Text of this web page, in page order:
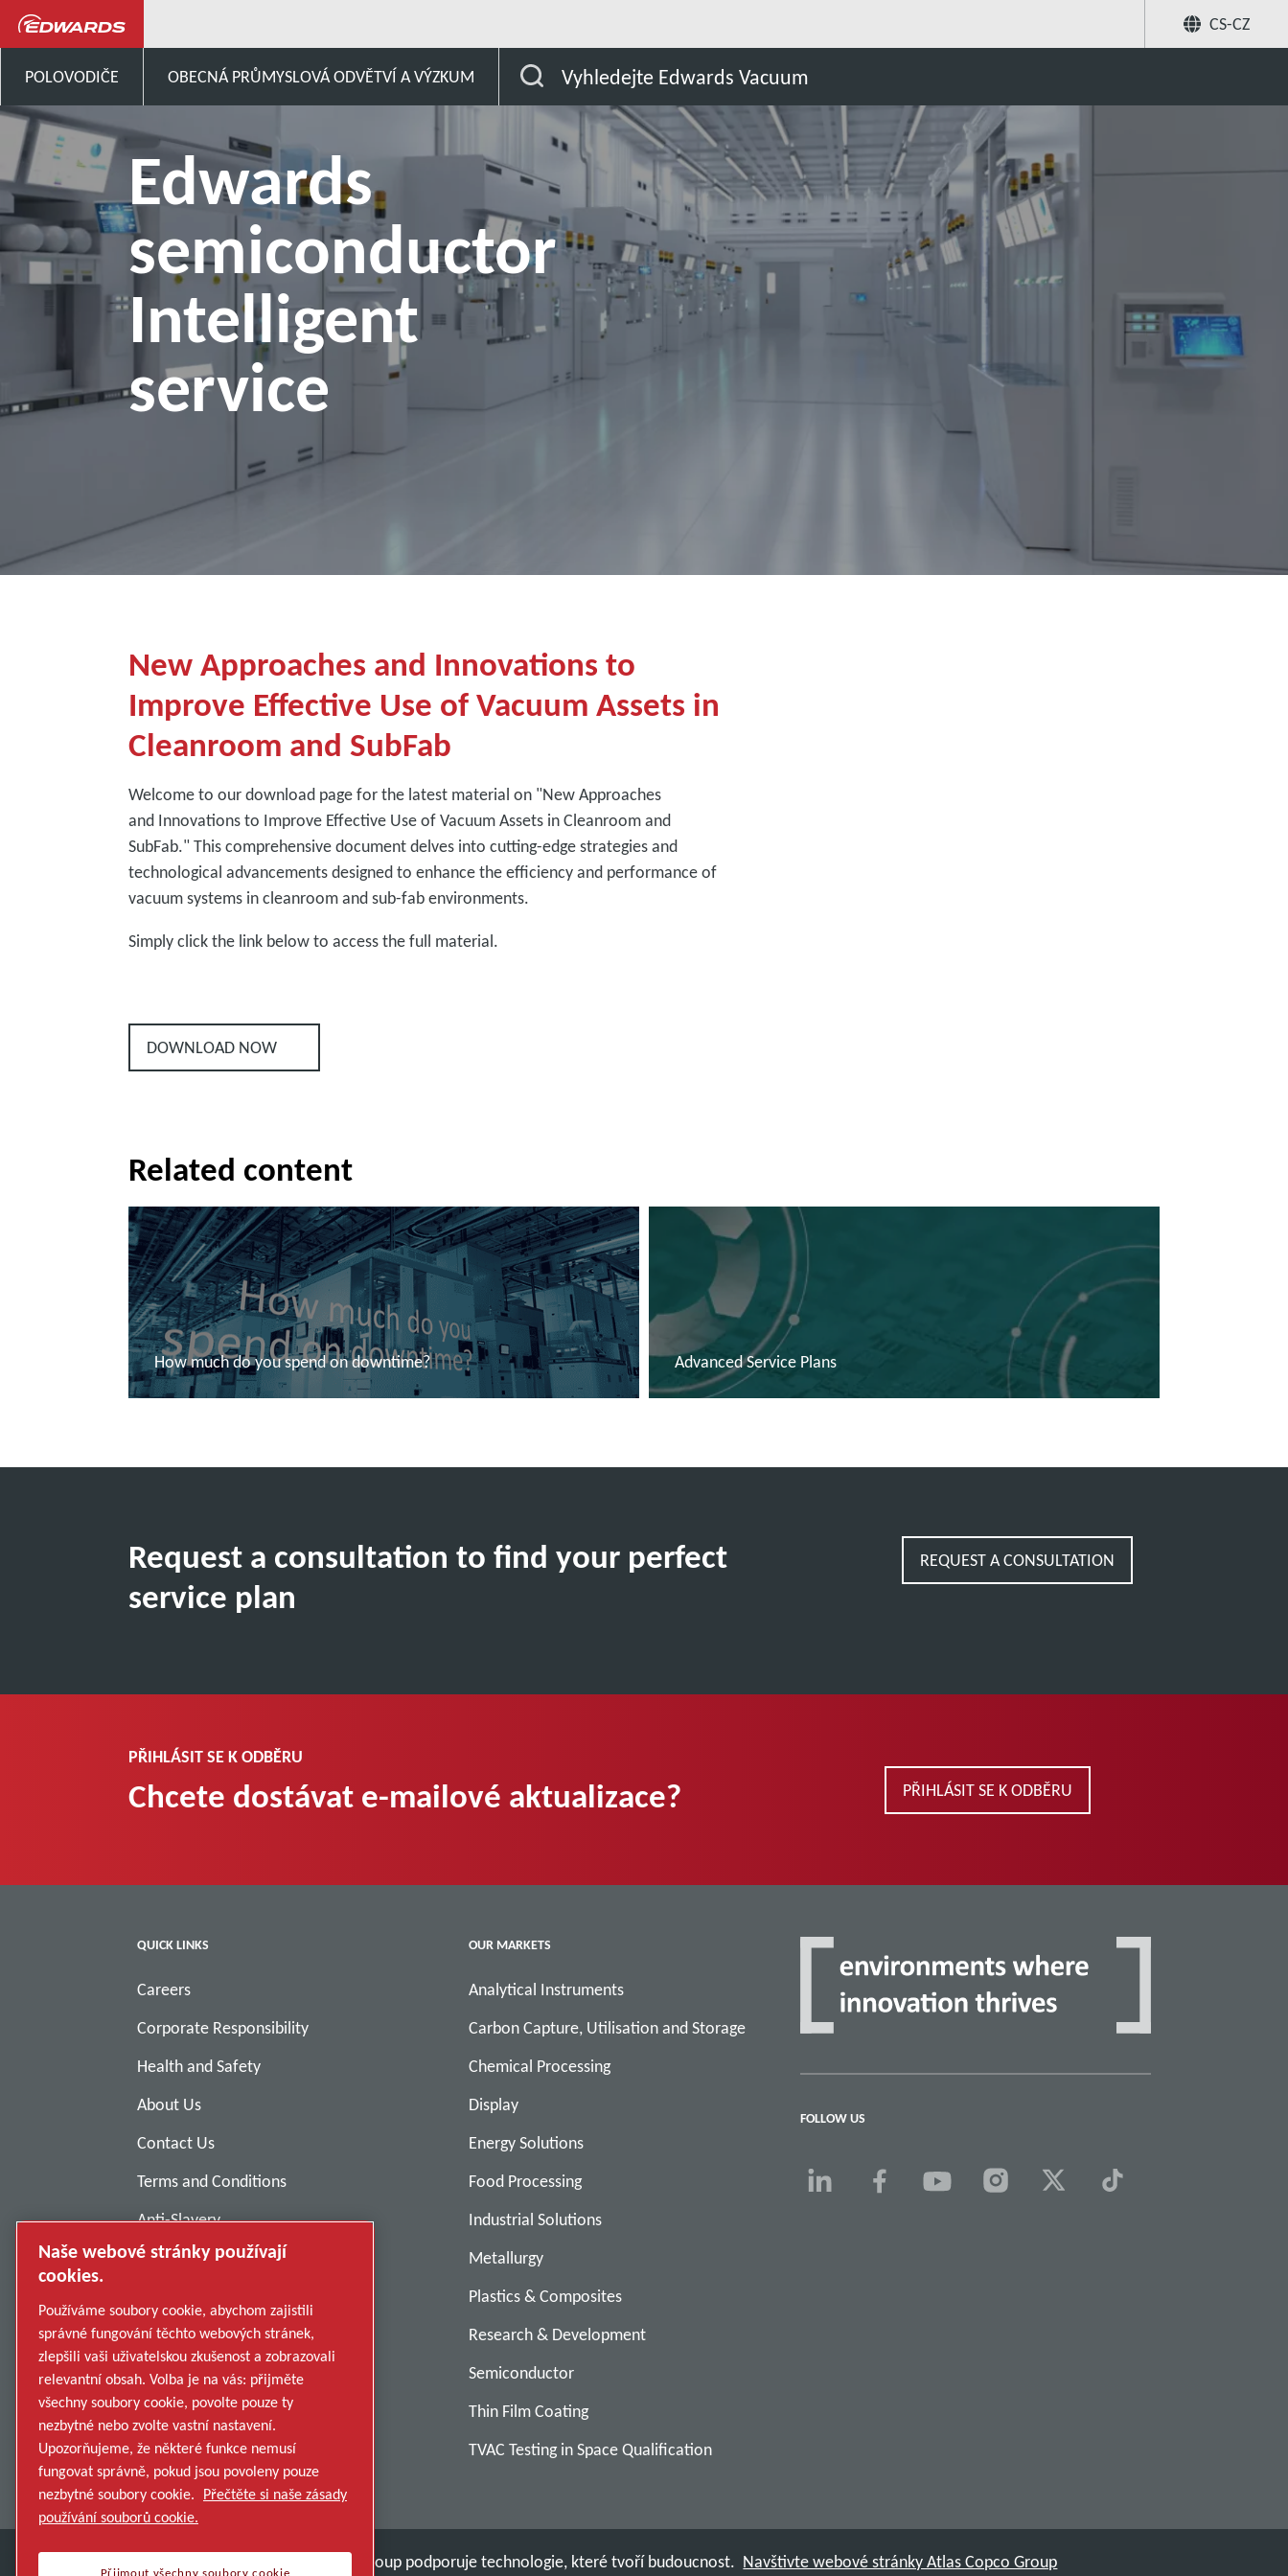
CS-CZ
POLOVODIČE OBECNÁ PRŮMYSLOVÁ ODVĚTVÍ A VÝZKUM Vyhledejte Edwards Vacuum
Edwards
semiconductor
Intelligent
service
New Approaches and Innovations to
Improve Effective Use of Vacuum Assets in
Cleanroom and SubFab
Welcome to our download page for the latest material on "New Approaches
and Innovations to Improve Effective Use of Vacuum Assets in Cleanroom and
SubFab." This comprehensive document delves into cutting-edge strategies and
technological advancements designed to enhance the efficiency and performance of
vacuum systems in cleanroom and sub-fab environments.
Simply click the link below to access the full material.
DOWNLOAD NOW
Related content
How much do you spend on downtime? Advanced Service Plans
Request a consultation to find your perfect
service plan
REQUEST A CONSULTATION
PŘIHLÁSIT SE K ODBĚRU
Chcete dostávat e-mailové aktualizace? PŘIHLÁSIT SE K ODBĚRU
QUICK LINKS
Careers
Corporate Responsibility
Health and Safety
About Us
Contact Us
Terms and Conditions
Anti-Slavery
Privacy Policy
Suppliers
Accessibility
OUR MARKETS
Analytical Instruments
Carbon Capture, Utilisation and Storage
Chemical Processing
Display
Energy Solutions
Food Processing
Industrial Solutions
Metallurgy
Plastics & Composites
Research & Development
Semiconductor
Thin Film Coating
TVAC Testing in Space Qualification
FOLLOW US
Objevte, jak skupina Atlas Copco Group podporuje technologie, které tvoří budoucnost. Navštivte webové stránky Atlas Copco Group
Naše webové stránky používají
cookies.
Používáme soubory cookie, abychom zajistili
správné fungování těchto webových stránek,
zlepšili vaši uživatelskou zkušenost a zobrazovali
relevantní obsah. Volba je na vás: přijměte
všechny soubory cookie, povolte pouze ty
nezbytné nebo zvolte vastní nastavení.
Upozorňujeme, že některé funkce nemusí
fungovat správně, pokud jsou povoleny pouze
nezbytné soubory cookie. Přečtěte si naše zásady
používání souborů cookie.